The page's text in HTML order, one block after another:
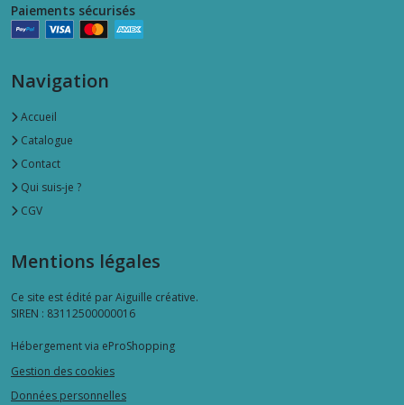
Paiements sécurisés
Navigation
Accueil
Catalogue
Contact
Qui suis-je ?
CGV
Mentions légales
Ce site est édité par Aiguille créative.
SIREN : 83112500000016
Hébergement via eProShopping
Gestion des cookies
Données personnelles